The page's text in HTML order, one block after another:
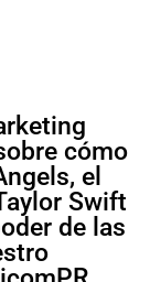
cómo
el
Swift
de las